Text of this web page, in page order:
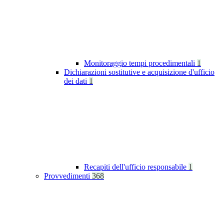
Monitoraggio tempi procedimentali 1
Dichiarazioni sostitutive e acquisizione d'ufficio
dei dati 1
Recapiti dell'ufficio responsabile 1
Provvedimenti 368